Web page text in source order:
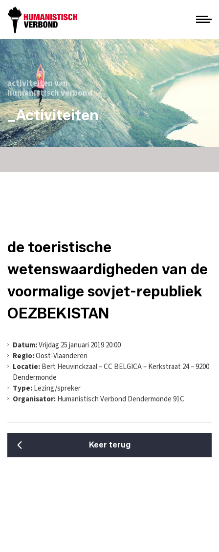
activiteiten van
humanistisch verbond
_Activiteiten
de toeristische
wetenswaardigheden van de
voormalige sovjet-republiek
OEZBEKISTAN
Datum:Vrijdag 25 januari 2019 20:00
Regio:Oost-Vlaanderen
Locatie:Bert Heuvinckzaal – CC BELGICA – Kerkstraat 24 – 9200
Dendermonde
Type:Lezing/spreker
Organisator:Humanistisch Verbond Dendermonde 91C
Keer terug